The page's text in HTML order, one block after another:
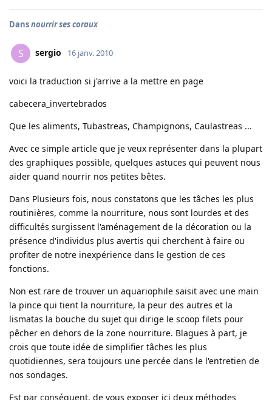
Dansnourrir ses coraux
S sergio 16 janv. 2010
voici la traduction si j'arrive a la mettre en page
cabecera_invertebrados
Que les aliments, Tubastreas, Champignons, Caulastreas ...
Avec ce simple article que je veux représenter dans la plupart
des graphiques possible, quelques astuces qui peuvent nous
aider quand nourrir nos petites bêtes.
Dans Plusieurs fois, nous constatons que les tâches les plus
routinières, comme la nourriture, nous sont lourdes et des
difficultés surgissent l'aménagement de la décoration ou la
présence d'individus plus avertis qui cherchent à faire ou
profiter de notre inexpérience dans le gestion de ces
fonctions.
Non est rare de trouver un aquariophile saisit avec une main
la pince qui tient la nourriture, la peur des autres et la
lismatas la bouche du sujet qui dirige le scoop filets pour
pêcher en dehors de la zone nourriture. Blagues à part, je
crois que toute idée de simplifier tâches les plus
quotidiennes, sera toujours une percée dans le l'entretien de
nos sondages.
Est par conséquent, de vous exposer ici deux méthodes